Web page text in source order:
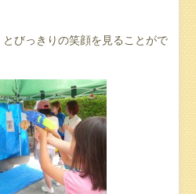
びっきりの笑顔を見ることがで